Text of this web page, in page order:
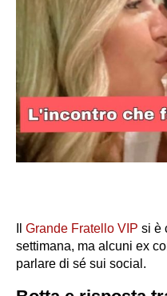
Grande Fratello VIP si è
settimana, ma alcuni ex
parlare di sé sui social.